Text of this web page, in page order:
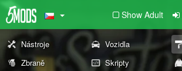
Show Adult
Nástroje Vozidla
Zbraně
Skripty